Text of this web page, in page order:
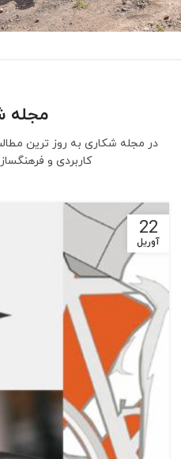
بیشتر بدانید
مجله
در مجله شکاری به روز ترین
کاربردی و
22
آوریل